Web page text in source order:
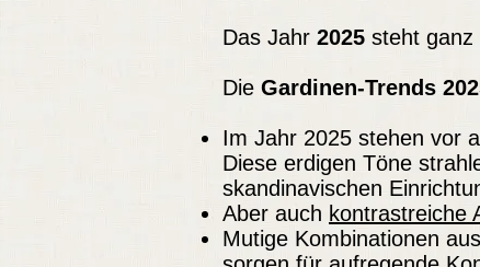
Das Jahr 2025 steht ganz
Die Gardinen-Trends
Im Jahr 2025 stehen vor
Diese erdigen Töne
skandinavischen
Aber auch kontrastreiche
Mutige Kombinationen aus